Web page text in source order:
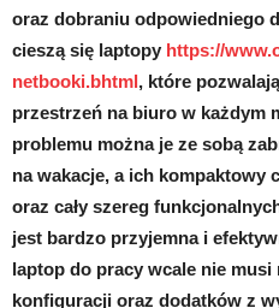
oraz dobraniu odpowiedniego
cieszą się laptopy https://
netbooki.bhtml, które
przestrzeń na biuro w każdym
problemu można je ze sobą
na wakacje, a ich kompaktowy
oraz cały szereg
jest bardzo przyjemna i
laptop do pracy wcale nie
konfiguracji oraz dodatków z